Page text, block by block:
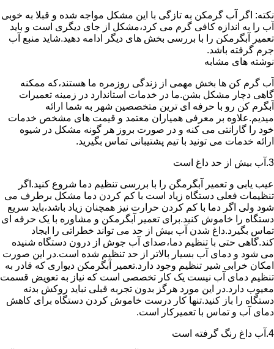
نکته: اگر آب گرمکن به تازگی با این مشکل مواجه شده و قبلا به خوبی
آب را به اندازه کافی گرم می کرد،مشکل از جای دیگری است و باید
تعمیر آبگرمکن را با بررسی بخش های دیگر ادامه دهید.شاید منبع آب
جرم گرفته باشد.
نوشته های مشابه
آب گرم کن ها بخش مهمی از زندگی روزمره ما هستند،که ممکنه
گاهی دچار مشکل بشن.ما در خدمات استاندارد در زمینه تعمیرات
آبگرم کن رو با حرفه ای ترین متخصصین شهر به شما ارائه
میدیم.علاوه بر معرفی همیاران معتمد و قیمت های مشخص خدمات
خود را گارانتی می کنه و در صورت بروز هر گونه مشکل در شیوه
ارائه خدمات می تونید با تیم پشتیبانی تماس بگیرید.
3.آب بیش از حد داغ است
عیب یابی و تعمیر آبگرمگن را با بررسی تنظیم دما شروع کنید.اگر
تنظیمات فعلی دستگاه زیاد است با کم کردن دما مشکل برطرف می
شود ولی اگر دما با کم کردن حرارت نیز همچنان زیاد باشد،باید سریع
دستگاه را خاموش کنید.برای تعمیر آبگرمکن و مشاوره با یک حرفه ای
تماس بگیرد.داغ شدن آب بیش از حد می تواند خطراتی را ایجاد
کند.گاهی حتی با تنظیم دما،صدای آب جوش از درون دستگاه شنیده
می شود و دمای آب بسیار بالاتر از حد تنظیم شده است.در این صورت
امکان خرابی شیر تنظیم وجود دارد.تعمیر آبگرمکن دیواری که قادر به
تنظیم دمای آب نیست یک کار تخصصی است که نیاز به تعویض قسمت
معیوب دارد.در این مورد هرگز بدون تجربه قبلی نباید روکش بدنه
دستگاه را باز کنید.تنها کار درست خاموش کردن دستگاه برای کاهش
دمای آب و تماس با تعمیرکار است.
4.آب داغ رنگ گرفته است